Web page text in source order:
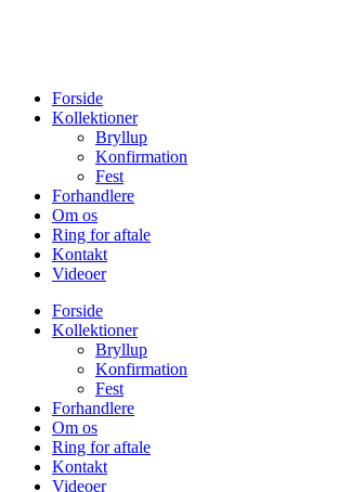
Forside
Kollektioner
Bryllup
Konfirmation
Fest
Forhandlere
Om os
Ring for aftale
Kontakt
Videoer
Forside
Kollektioner
Bryllup
Konfirmation
Fest
Forhandlere
Om os
Ring for aftale
Kontakt
Videoer